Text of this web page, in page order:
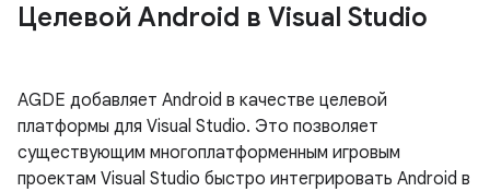
Целевой Android в Visual Studio
AGDE добавляет Android в качестве целевой
платформы для Visual Studio. Это позволяет
существующим многоплатформенным игровым
проектам Visual Studio быстро интегрировать Android в